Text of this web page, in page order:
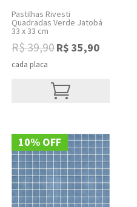
Pastilhas Rivesti
Quadradas Verde Jatobá
33 x 33 cm
R$39,90 Original
R$ 39,90.
R$ 35,90Current
cada placa
10% OFF